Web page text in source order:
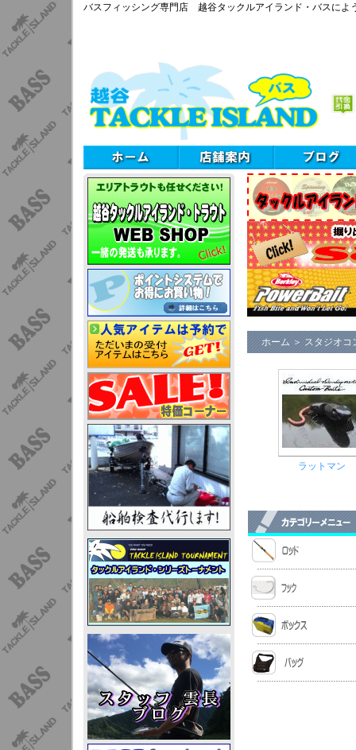
バスフィッシング専門店 越谷タックルアイランド・バスによ
ホーム ＞ スタジオコ
ラットマン